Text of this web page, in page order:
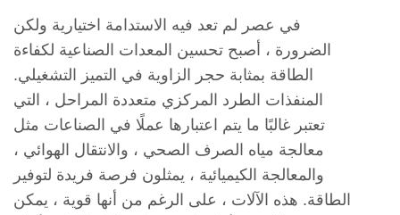
في عصر لم تعد فيه الاستدامة اختيارية ولكن
الضرورة ، أصبح تحسين المعدات الصناعية لكفاءة
الطاقة بمثابة حجر الزاوية في التميز التشغيلي.
المنفذات الطرد المركزي متعددة المراحل ، التي
تعتبر غالبًا ما يتم اعتبارها عملًا في الصناعات مثل
معالجة مياه الصرف الصحي ، والانتقال الهوائي ،
والمعالجة الكيميائية ، يمثلون فرصة فريدة لتوفير
الطاقة. هذه الآلات ، على الرغم من أنها قوية ، يمكن